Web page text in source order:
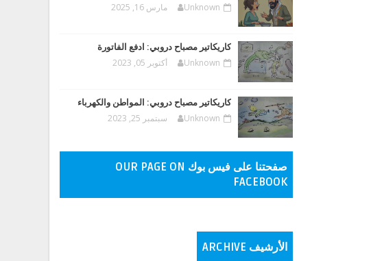
Unknown مارس 16, 2025
كاريكاتير مصباح دروبي: ادفع الفاتورة
Unknown أكتوبر 05, 2023
كاريكاتير مصباح دروبي: المواطن والكهرباء
Unknown سبتمبر 25, 2023
صفحتنا على فيس بوك OUR PAGE ON
FACEBOOK
الأرشيف ARCHIVE